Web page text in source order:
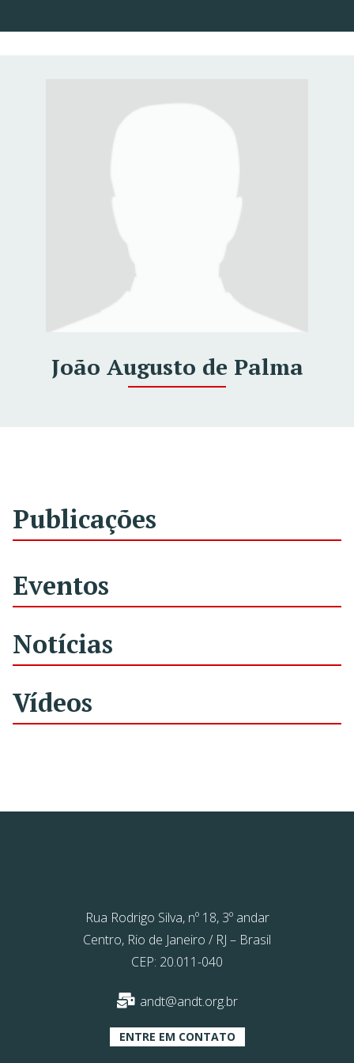
João Augusto de Palma
Publicações
Eventos
Notícias
Vídeos
Rua Rodrigo Silva, nº 18, 3º andar
Centro, Rio de Janeiro / RJ – Brasil
CEP: 20.011-040
andt@andt.org.br
ENTRE EM CONTATO